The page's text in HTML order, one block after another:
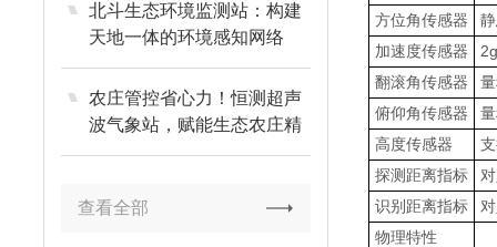
北斗生态环境监测站：构建
天地一体的环境感知网络
农庄管控省心力！恒测超声
波气象站，赋能生态农庄精
细化运营
查看全部
方位角传感器
加速度传感器
翻滚角传感器
俯仰角传感器
高度传感器
探测距离指标
识别距离指标
物理特性